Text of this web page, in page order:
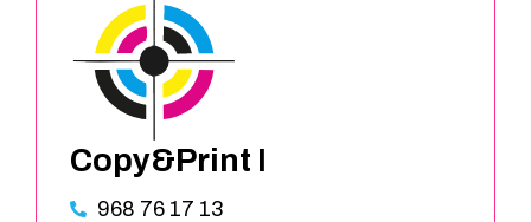
Copy&Print I
968 76 17 13